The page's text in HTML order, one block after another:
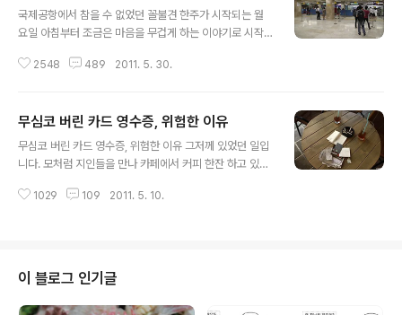
국제공항에서 참을 수 없었던 꼴불견 한주가 시작되는 월
요일 아침부터 조금은 마음을 무겁게 하는 이야기로 시작
내일부턴 다시 본업으로 돌아가 재밌고 생생한 이야기를
한국인 관광객이 가장 많기로 유명한 휴양지인데요. 여기
서의 꼴불견은 어쩌다 한번씩 얘기 는 들어봤지만 이따금
씩 제 눈을 의심케 할 정도로 보기 불편한 장면들이 있었습
에 그림같이 펼쳐지는 풍경을 바라보며 즐겁게 식사중인데
2548 489 2011. 5. 30.
무심코 버린 카드 영수증, 위험한 이유
무심코 버린 카드 영수증, 위험한 이유 그저께 있었던 일입
니다. 모처럼 지인들을 만나 카페에서 커피 한잔 하고 있었
비더라구요. 그래서 날도 좋고하니 그리로 옮겼습니다. 그
게 뭘까요?? 곁보기엔 신용카드로 보이는것과 명함, 각종
현금 영수증들이 무더기로 버려져 있더라구요. 이런걸 버
리고 간 손님은 누굴까? 가만 생각해보니 여대생으로 보이
1029 109 2011. 5. 10.
이 블로그 인기글